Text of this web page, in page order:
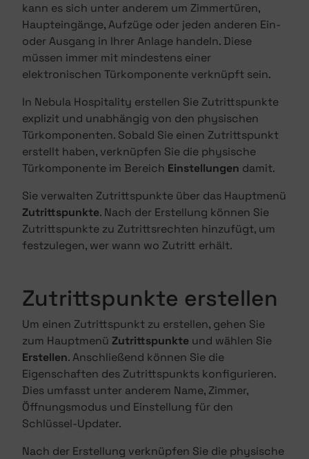
kann es sich unter anderem um Zimmertüren,
Haupteingänge, Aufzüge oder jeden anderen Ein-
oder Ausgang in Ihrer Anlage handeln. Diese
müssen immer mit mindestens einer
elektronischen Türkomponente verknüpft sein.
In Nebula Hospitality erstellen Sie Zutrittspunkte
explizit und unabhängig von den physischen
Türkomponenten. Sobald Sie einen Zutrittspunkt
erstellt haben, verknüpfen Sie die physische
Türkomponente im Bereich Einstellungen damit.
Sie verwalten Zutrittspunkte über das Hauptmenü
Zutrittspunkte. Nach der Erstellung können Sie
Zutrittspunkte zu Zutrittsrechten hinzufügt, um
festzulegen, wer wann wo Zutritt erhält.
Zutrittspunkte erstellen
Um einen Zutrittspunkt zu erstellen, gehen Sie
zum Hauptmenü Zutrittspunkte und wählen Sie
Erstellen. Anschließend können Sie die
Eigenschaften des Zutrittspunkts konfigurieren.
Dies umfasst unter anderem Name, Zimmer,
Öffnungsmodus und Einstellung für den
Schlüssel-Updater.
Nach der Erstellung verknüpfen Sie die physische